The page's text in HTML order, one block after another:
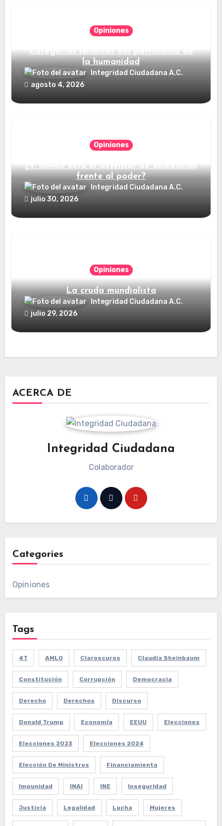
Opiniones
Categorías jurídicas del patrimonio de
la humanidad
Integridad Ciudadana A.C.
agosto 4, 2026
Opiniones
¿Y dónde está el defensor de audiencias
frente al poder?
Integridad Ciudadana A.C.
julio 30, 2026
Opiniones
La cruda mundialista
Integridad Ciudadana A.C.
julio 29, 2026
ACERCA DE
Integridad Ciudadana
Colaborador
Categories
Opiniones
Tags
4T AMLO Claroscuros Claudia Sheinbaum
Constitución Corrupción Democracia
Derecho Derechos Discurso
Donald Trump Economía EEUU Elecciones
Elecciones 2023 Elecciones 2024
Elección De Ministros Financiamiento
Impunidad INAI INE Inseguridad
Justicia Legalidad Lucha Mujeres